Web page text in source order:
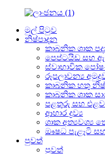
මුල් පිටුව
නිෂ්පාදන
කාබනික ශාක
පෙප්ටයිඩ සහ
ස්වාභාවික
රූපලාවන්‍ය
කාබනික හතු
කාබනික ශාක
පළතුරු සහ
ආහාර ද්‍රව්‍ය
ශාක අත්‍යවශ්‍ය
ඖෂධ පැළෑටි
පුවත්
පුවත්